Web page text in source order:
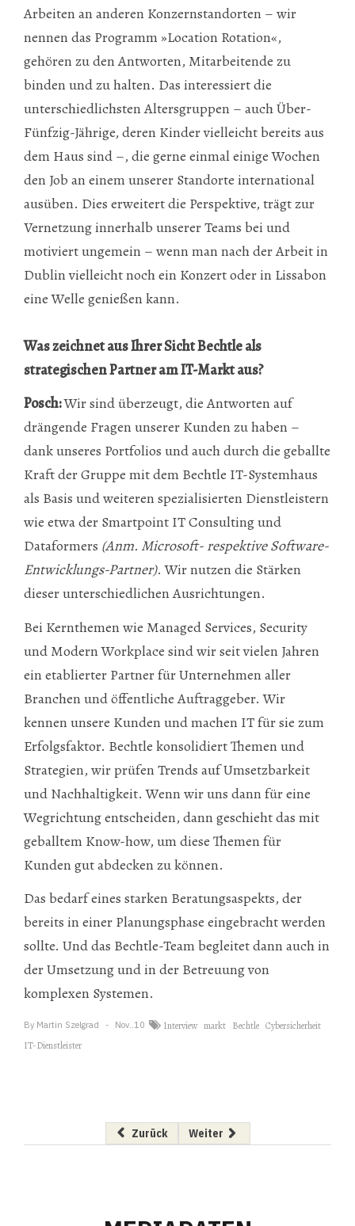
Arbeiten an anderen Konzernstandorten – wir
nennen das Programm »Location Rotation«,
gehören zu den Antworten, Mitarbeitende zu
binden und zu halten. Das interessiert die
unterschiedlichsten Altersgruppen – auch Über-
Fünfzig-Jährige, deren Kinder vielleicht bereits aus
dem Haus sind –, die gerne einmal einige Wochen
den Job an einem unserer Standorte international
ausüben. Dies erweitert die Perspektive, trägt zur
Vernetzung innerhalb unserer Teams bei und
motiviert ungemein – wenn man nach der Arbeit in
Dublin vielleicht noch ein Konzert oder in Lissabon
eine Welle genießen kann.
Was zeichnet aus Ihrer Sicht Bechtle als
strategischen Partner am IT-Markt aus?
Posch:Wir sind überzeugt, die Antworten auf
drängende Fragen unserer Kunden zu haben –
dank unseres Portfolios und auch durch die geballte
Kraft der Gruppe mit dem Bechtle IT-Systemhaus
als Basis und weiteren spezialisierten Dienstleistern
wie etwa der Smartpoint IT Consulting und
Dataformers (Anm. Microsoft- respektive Software-
Entwicklungs-Partner). Wir nutzen die Stärken
dieser unterschiedlichen Ausrichtungen.
Bei Kernthemen wie Managed Services, Security
und Modern Workplace sind wir seit vielen Jahren
ein etablierter Partner für Unternehmen aller
Branchen und öffentliche Auftraggeber. Wir
kennen unsere Kunden und machen IT für sie zum
Erfolgsfaktor. Bechtle konsolidiert Themen und
Strategien, wir prüfen Trends auf Umsetzbarkeit
und Nachhaltigkeit. Wenn wir uns dann für eine
Wegrichtung entscheiden, dann geschieht das mit
geballtem Know-how, um diese Themen für
Kunden gut abdecken zu können.
Das bedarf eines starken Beratungsaspekts, der
bereits in einer Planungsphase eingebracht werden
sollte. Und das Bechtle-Team begleitet dann auch in
der Umsetzung und in der Betreuung von
komplexen Systemen.
By Martin Szelgrad Nov..10 Interview markt Bechtle Cybersicherheit
IT-Dienstleister
Vorheriger Beitrag: DevOps ganzheitlich
Zurück Nächster Beitrag: Best of:
Weiter